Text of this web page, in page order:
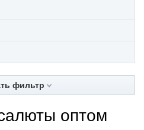
фильтр
оптом